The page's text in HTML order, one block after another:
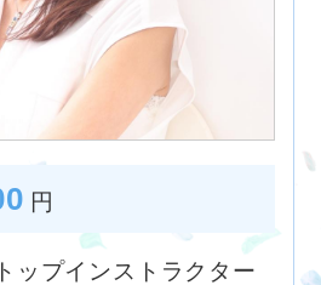
円
ップインストラクター